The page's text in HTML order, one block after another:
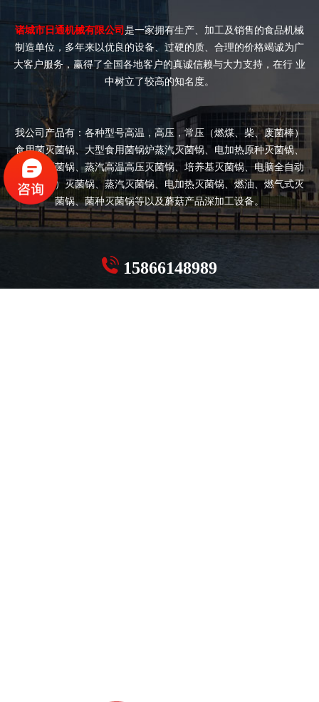
诸城市日通机械有限公司 是一家拥有生产、加工及销售的食品机械
制造单位，多年来以优良的设备、过硬的质、合理的价格竭诚为广
大客户服务，赢得了全国各地客户的真诚信赖与大力支持，在行 业
中树立了较高的知名度。
我公司产品有：各种型号高温，高压，常压（燃煤、柴、废菌棒）
食用菌灭菌锅、大型食用菌锅炉蒸汽灭菌锅、电加热原种灭菌锅、
双开门灭菌锅、蒸汽高温高压灭菌锅、培养基灭菌锅、电脑全自动
（半自动）灭菌锅、蒸汽灭菌锅、电加热灭菌锅、燃油、燃气式灭
菌锅、菌种灭菌锅等以及蘑菇产品深加工设备。
15866148989